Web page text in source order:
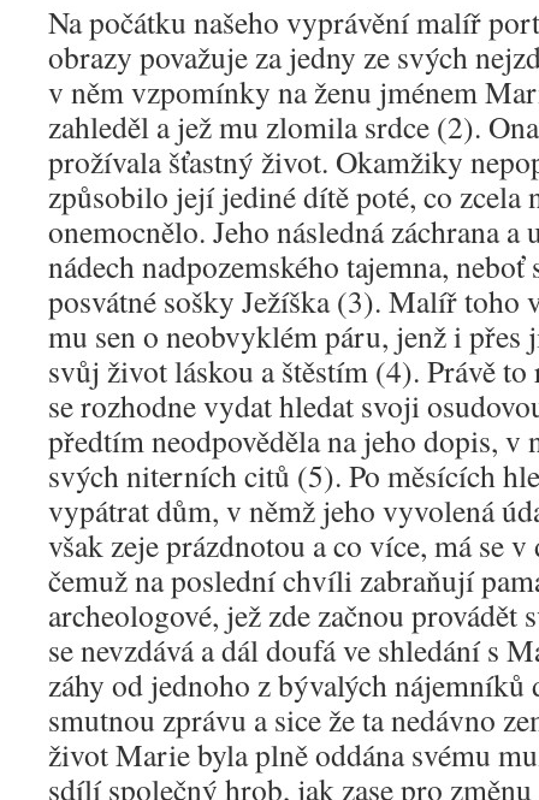
Na počátku našeho vyprávění malíř
obrazy považuje za jedny ze svých
v něm vzpomínky na ženu jménem
zahleděl a jež mu zlomila srdce (2).
prožívala šťastný život. Okamžiky
způsobilo její jediné dítě poté, co zcela
onemocnělo. Jeho následná záchrana a
nádech nadpozemského tajemna,
posvátné sošky Ježíška (3). Malíř toho
mu sen o neobvyklém páru, jenž i
svůj život láskou a štěstím (4). Právě
se rozhodne vydat hledat svoji
předtím neodpověděla na jeho dopis, v
svých niterních citů (5). Po měsících
vypátrat dům, v němž jeho vyvolená
však zeje prázdnotou a co více, má se
čemuž na poslední chvíli zabraňují
archeologové, jež zde začnou
se nevzdává a dál doufá ve shledání s
záhy od jednoho z bývalých nájemníků
smutnou zprávu a sice že ta nedávno
život Marie byla plně oddána svému
sdílí společný hrob, jak zase pro